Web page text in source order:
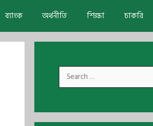
ব্যাংক অর্থনীতি শিক্ষা চাকরি
Search
for: